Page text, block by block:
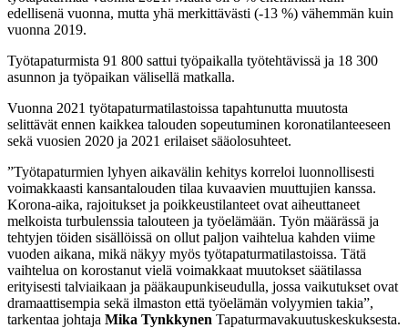
edellisenä vuonna, mutta yhä merkittävästi (-13 %) vähemmän kuin
vuonna 2019.
Työtapaturmista 91 800 sattui työpaikalla työtehtävissä ja 18 300
asunnon ja työpaikan välisellä matkalla.
Vuonna 2021 työtapaturmatilastoissa tapahtunutta muutosta
selittävät ennen kaikkea talouden sopeutuminen koronatilanteeseen
sekä vuosien 2020 ja 2021 erilaiset sääolosuhteet.
”Työtapaturmien lyhyen aikavälin kehitys korreloi luonnollisesti
voimakkaasti kansantalouden tilaa kuvaavien muuttujien kanssa.
Korona-aika, rajoitukset ja poikkeustilanteet ovat aiheuttaneet
melkoista turbulenssia talouteen ja työelämään. Työn määrässä ja
tehtyjen töiden sisällöissä on ollut paljon vaihtelua kahden viime
vuoden aikana, mikä näkyy myös työtapaturmatilastoissa. Tätä
vaihtelua on korostanut vielä voimakkaat muutokset säätilassa
erityisesti talviaikaan ja pääkaupunkiseudulla, jossa vaikutukset ovat
dramaattisempia sekä ilmaston että työelämän volyymien takia”,
tarkentaa johtaja Mika Tynkkynen Tapaturmavakuutuskeskuksesta.